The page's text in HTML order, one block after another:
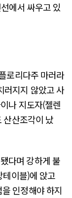
에서 싸우고 있
로리다주 마러라
러지지 않았고 사
나 지도자(젤렌
산산조각이 났
다며 강하게 불
이블)에 앉고
인정해야 하지